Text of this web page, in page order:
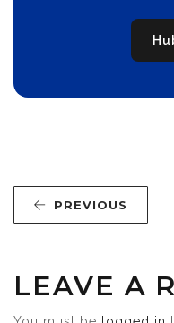
PREVIOUS
LEAVE A